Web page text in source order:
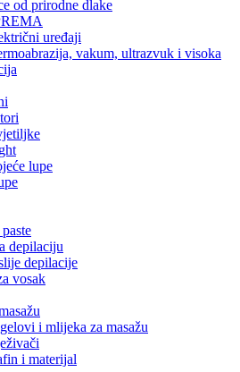
od prirodne dlake
uređaji
vakum, ultrazvuk i visoka
lupe
depilaciju
depilacije
vosak
i mlijeka za masažu
i materijal